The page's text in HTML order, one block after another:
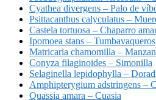
Cyathea divergens – Palo de
Psittacanthus calyculatus –
Castela tortuosa – Chaparro
Ipomoea stans – Tumbavaqueros
Matricaria chamomilla –
Conyza filaginoides – Simonilla
Selaginella lepidophylla –
Amphipterygium adstringens –
Quassia amara – Cuasia